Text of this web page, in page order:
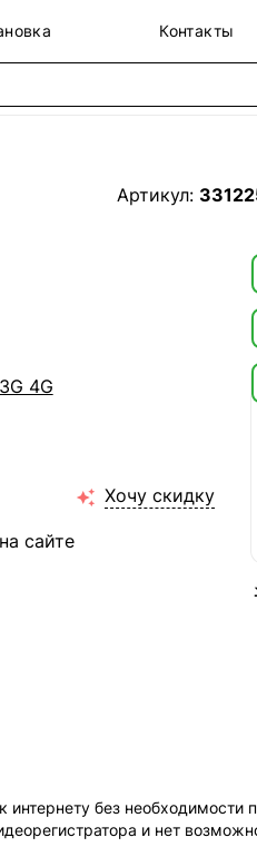
Контакты
Артикул:
4G
 Хочу скидку
сайте
без необходимости
и нет